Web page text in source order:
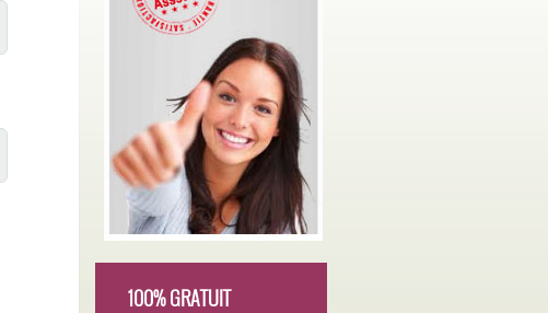
100% GRATUIT